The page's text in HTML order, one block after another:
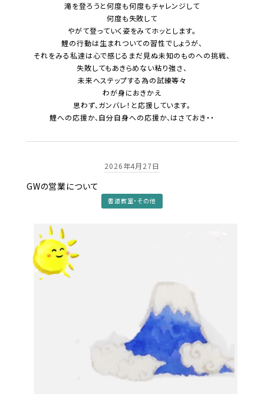
滝を登ろうと何度も何度もチャレンジして
何度も失敗して
やがて登っていく姿をみてホッとします。
鯉の行動は生まれついての習性でしょうが、
それをみる私達は心で感じるまだ見ぬ未知のものへの挑戦、
失敗してもあきらめない粘り強さ、
未来へステップする為の試練等々
わが身におきかえ
思わず、ガンバレ！と応援しています。
鯉への応援か、自分自身への応援か、はさておき・・
2026年4月27日
GWの営業について
書道教室・その他